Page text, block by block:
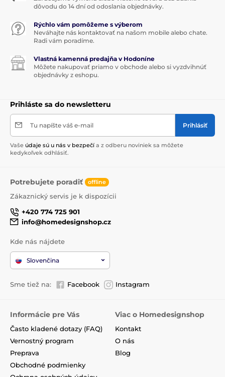
dôvodu do 14 dní od odoslania objednávky.
Rýchlo vám pomôžeme s výberom
Neváhajte nás kontaktovať na našom mobile alebo chate.
Radi vám poradíme.
Vlastná kamenná predajňa v Hodoníne
Môžete nakupovať priamo v obchode alebo si vyzdvihnúť
objednávky z eshopu.
Prihláste sa do newsletteru
Tu napíšte váš e-mail Prihlásiť
Vaše údaje sú u nás v bezpečí a z odberu noviniek sa môžete
kedykoľvek odhlásiť.
Potrebujete poradiť offline
Zákaznický servis je k dispozícii
+420 774 725 901
info@homedesignshop.cz
Kde nás nájdete
Slovenčina
Sme tiež na: Facebook Instagram
Informácie pre Vás
Často kladené dotazy (FAQ)
Vernostný program
Preprava
Obchodné podmienky
Viac o Homedesignshop
Kontakt
O nás
Blog